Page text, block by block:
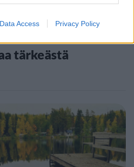
Data Access Privacy Policy
kuulu kaikille –
tärkeästä